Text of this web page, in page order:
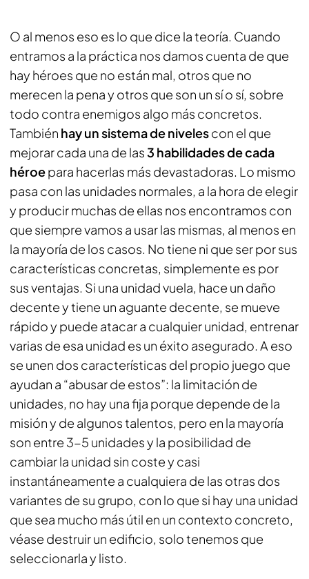
O al menos eso es lo que dice la teoría. Cuando
entramos a la práctica nos damos cuenta de que
hay héroes que no están mal, otros que no
merecen la pena y otros que son un sí o sí, sobre
todo contra enemigos algo más concretos.
También hay un sistema de nivelescon el que
mejorar cada una de las3 habilidades de cada
héroepara hacerlas más devastadoras. Lo mismo
pasa con las unidades normales, a la hora de elegir
y producir muchas de ellas nos encontramos con
que siempre vamos a usar las mismas, al menos en
la mayoría de los casos. No tiene ni que ser por sus
características concretas, simplemente es por
sus ventajas. Si una unidad vuela, hace un daño
decente y tiene un aguante decente, se mueve
rápido y puede atacar a cualquier unidad, entrenar
varias de esa unidad es un éxito asegurado. A eso
se unen dos características del propio juego que
ayudan a “abusar de estos”: la limitación de
unidades, no hay una fija porque depende de la
misión y de algunos talentos, pero en la mayoría
son entre 3-5 unidades y la posibilidad de
cambiar la unidad sin coste y casi
instantáneamente a cualquiera de las otras dos
variantes de su grupo, con lo que si hay una unidad
que sea mucho más útil en un contexto concreto,
véase destruir un edificio, solo tenemos que
seleccionarla y listo.